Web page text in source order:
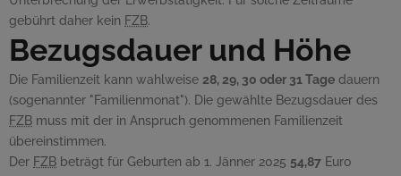
gebührt daher kein FZB.
Bezugsdauer und Höhe
Die Familienzeit kann wahlweise 28, 29, 30 oder 31 Tage dauern
(sogenannter "Familienmonat"). Die gewählte Bezugsdauer des
FZB muss mit der in Anspruch genommenen Familienzeit
übereinstimmen.
Der FZB beträgt für Geburten ab 1. Jänner 2025 54,87 Euro